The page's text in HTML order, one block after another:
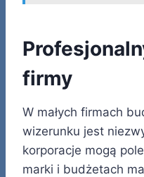
firmy
W małych firmach
wizerunku jest
korporacje mogą
marki i budżetach